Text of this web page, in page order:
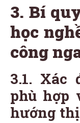
3. Bí
học
công
3.1. Xác
phù hợp
hướng